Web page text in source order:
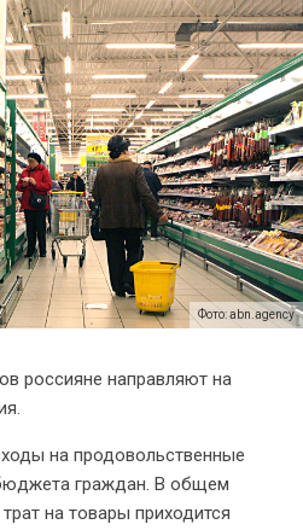
Фото: abn.agency
россияне направляют на
на продовольственные
граждан. В общем
на товары приходится